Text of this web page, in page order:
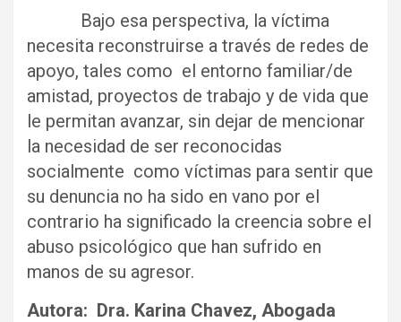
Bajo esa perspectiva, la víctima
necesita reconstruirse a través de redes de
apoyo, tales como el entorno familiar/de
amistad, proyectos de trabajo y de vida que
le permitan avanzar, sin dejar de mencionar
la necesidad de ser reconocidas
socialmente como víctimas para sentir que
su denuncia no ha sido en vano por el
contrario ha significado la creencia sobre el
abuso psicológico que han sufrido en
manos de su agresor.
Autora: Dra. Karina Chavez, Abogada